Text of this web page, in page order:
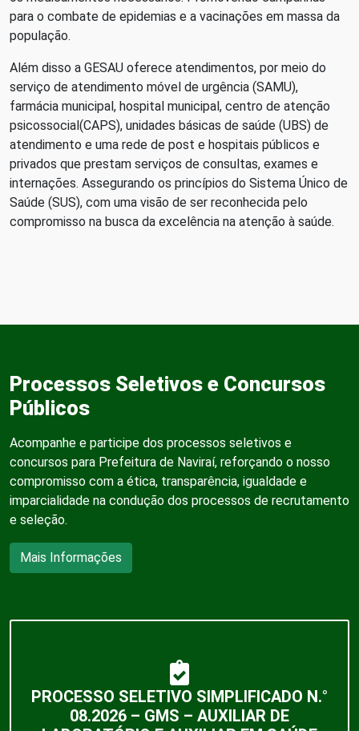
para o combate de epidemias e a vacinações em massa da
população.
Além disso a GESAU oferece atendimentos, por meio do
serviço de atendimento móvel de urgência (SAMU),
farmácia municipal, hospital municipal, centro de atenção
psicossocial(CAPS), unidades básicas de saúde (UBS) de
atendimento e uma rede de post e hospitais públicos e
privados que prestam serviços de consultas, exames e
internações. Assegurando os princípios do Sistema Único de
Saúde (SUS), com uma visão de ser reconhecida pelo
compromisso na busca da excelência na atenção à saúde.
Processos Seletivos e Concursos
Públicos
Acompanhe e participe dos processos seletivos e
concursos para Prefeitura de Naviraí, reforçando o nosso
compromisso com a ética, transparência, igualdade e
imparcialidade na condução dos processos de recrutamento
e seleção.
Mais Informações
PROCESSO SELETIVO SIMPLIFICADO N.°
08.2026 – GMS – AUXILIAR DE